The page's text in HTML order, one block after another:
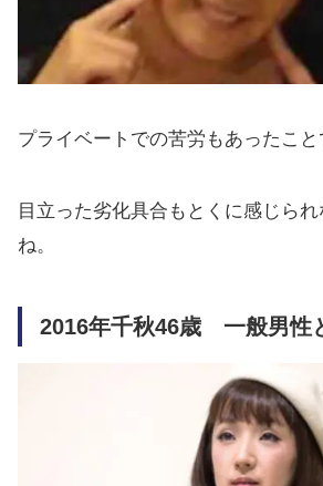
プライベートでの苦労もあったこと
目立った劣化具合もとくに感じら
ね。
2016年千秋46歳 一般男性